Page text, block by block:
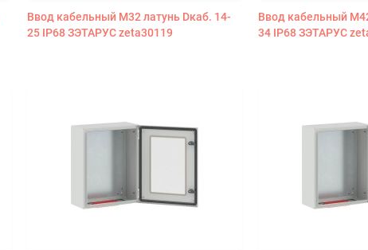
Ввод кабельный М32 латунь Dкаб. 14-
25 IP68 ЗЭТАРУС zeta30119
Ввод кабельный
34 IP68 ЗЭТАРУС